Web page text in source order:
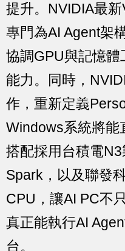
提升。NVIDIA最
專門為AI Agent架
協調GPU與記憶
能力。同時，
作，重新定義
Windows系統將能
搭配採用台積電
Spark，以及聯發
CPU，讓AI PC不
真正能執行AI
台。